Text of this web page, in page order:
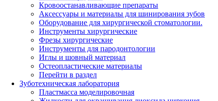
Кровоостанавливающие препараты
Аксессуары и материалы для шинирования зубов
Оборудование для хирургической стоматологии.
Инструменты хирургические
Фрезы хирургические
Инструменты для пародонтологии
Иглы и шовный материал
Остеопластические материалы
Перейти в раздел
Зуботехническая лаборатория
Пластмасса моделировочная